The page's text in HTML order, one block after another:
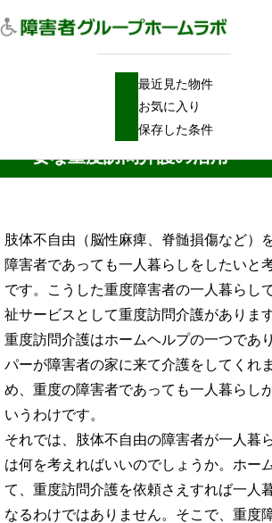
最近見た物件
お気に入り
保存した条件
肢体不自由・重度障害者の一人暮らしで重要な重度訪
肢体不自由・重度障害者の
要な重度訪問介護の活用
肢体不自由（脳性麻痺、脊髄損傷など）
障害者であっても一人暮らしをしたいと
です。こうした重度障害者の一人暮らし
祉サービスとして重度訪問介護があります
重度訪問介護はホームヘルプの一つであ
パーが障害者の家に来て介護をしてくれ
め、重度の障害者であっても一人暮らし
いうわけです。
それでは、肢体不自由の障害者が一人暮
は何を考えればいいのでしょうか。ホー
て、重度訪問介護を依頼さえすれば一人
なるわけではありません。そこで、重度